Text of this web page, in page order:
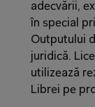
adecvării,
în special
Outputului
juridică.
utilizează
Librei pe